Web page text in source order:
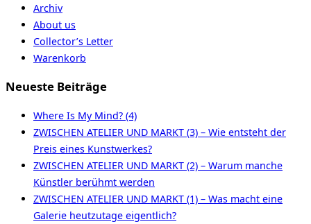
Archiv
About us
Collector’s Letter
Warenkorb
Neueste Beiträge
Where Is My Mind? (4)
ZWISCHEN ATELIER UND MARKT (3) – Wie entsteht der
Preis eines Kunstwerkes?
ZWISCHEN ATELIER UND MARKT (2) – Warum manche
Künstler berühmt werden
ZWISCHEN ATELIER UND MARKT (1) – Was macht eine
Galerie heutzutage eigentlich?